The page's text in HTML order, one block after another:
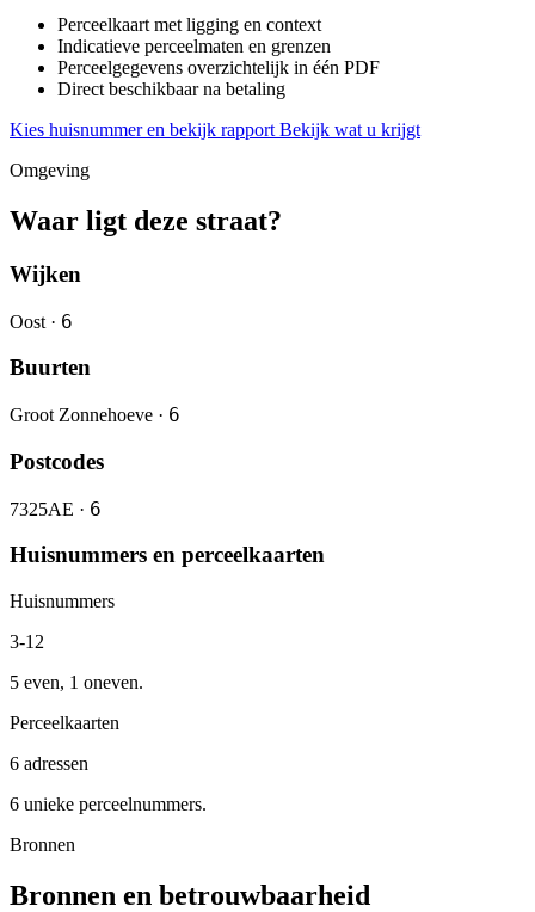
Perceelkaart met ligging en context
Indicatieve perceelmaten en grenzen
Perceelgegevens overzichtelijk in één PDF
Direct beschikbaar na betaling
Kies huisnummer en bekijk rapport Bekijk wat u krijgt
Omgeving
Waar ligt deze straat?
Wijken
Oost · 6
Buurten
Groot Zonnehoeve · 6
Postcodes
7325AE · 6
Huisnummers en perceelkaarten
Huisnummers
3-12
5 even, 1 oneven.
Perceelkaarten
6 adressen
6 unieke perceelnummers.
Bronnen
Bronnen en betrouwbaarheid